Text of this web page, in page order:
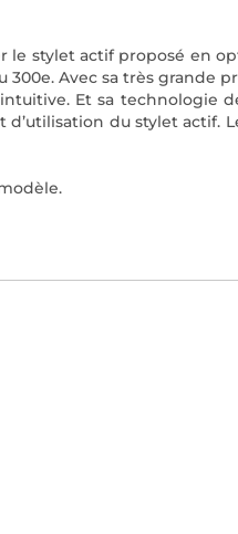
le stylet actif proposé en
300e. Avec sa très grande
Et sa technologie
du stylet actif.